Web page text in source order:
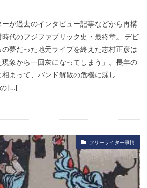
が過去のインタビュー記事などから再構
時代のフジファブリック史・最終章。 デビ
の夢だった地元ライブを終えた志村正彦は
現象から一回灰になってしまう」。長年の
相まって、バンド解散の危機に瀕し
[…]
フリーライター事情